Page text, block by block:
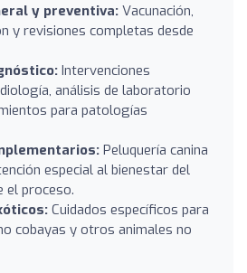
y preventiva: Vacunación,
y revisiones completas desde
Intervenciones
análisis de laboratorio
para patologías
Peluquería canina
especial al bienestar del
el proceso.
Cuidados específicos para
cobayas y otros animales no